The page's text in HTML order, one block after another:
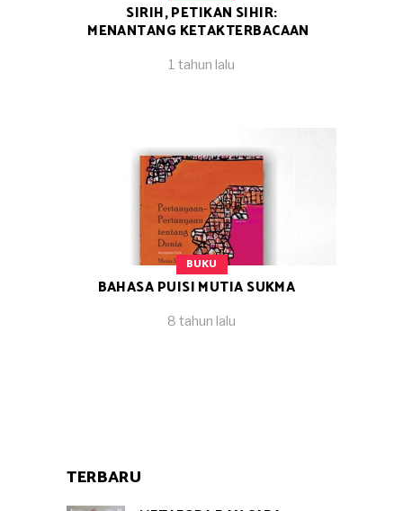
SIRIH, PETIKAN SIHIR:
MENANTANG KETAKTERBACAAN
1 tahun lalu
BUKU
BAHASA PUISI MUTIA SUKMA
8 tahun lalu
TERBARU